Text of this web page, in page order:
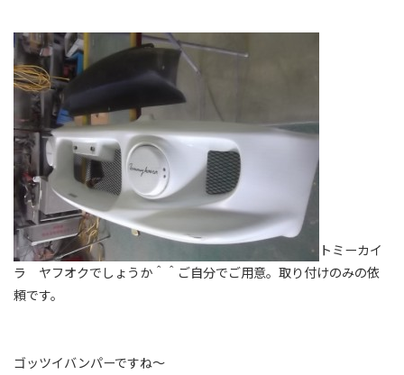
トミーカイ
ラ ヤフオクでしょうか＾＾ご自分でご用意。取り付けのみの依
頼です。
ゴッツイバンパーですね～